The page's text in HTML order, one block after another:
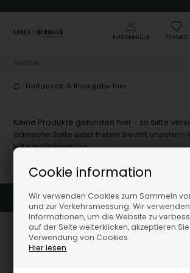
Cookie information
Wir verwenden Cookies zum Sammeln
und zur Verkehrsmessung. Wir
Informationen, um die Website zu
auf der Seite weiterklicken, akzeptieren
Verwendung von Cookies.
Hier lesen
KUNDENKLUB FAVORIT
Umtausch & Rückgabe hier
Keine Produkte gefunden hier - so bitte
dänische Seite oder treten Sie mit unserem
Hilfe in Verbindung.
Umtausch & Rückgabe